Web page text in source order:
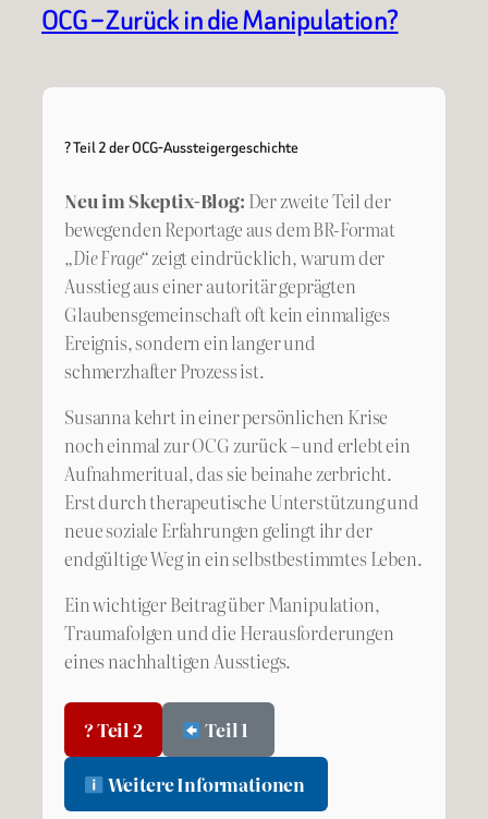
OCG – Zurück in die Manipulation?
? Teil 2 der OCG-Aussteigergeschichte
Neu im Skeptix-Blog: Der zweite Teil der
bewegenden Reportage aus dem BR-Format
„Die Frage“zeigt eindrücklich, warum der
Ausstieg aus einer autoritär geprägten
Glaubensgemeinschaft oft kein einmaliges
Ereignis, sondern ein langer und
schmerzhafter Prozess ist.
Susanna kehrt in einer persönlichen Krise
noch einmal zur OCG zurück – und erlebt ein
Aufnahmeritual, das sie beinahe zerbricht.
Erst durch therapeutische Unterstützung und
neue soziale Erfahrungen gelingt ihr der
endgültige Weg in ein selbstbestimmtes Leben.
Ein wichtiger Beitrag über Manipulation,
Traumafolgen und die Herausforderungen
eines nachhaltigen Ausstiegs.
? Teil 2 Teil 1
Weitere Informationen